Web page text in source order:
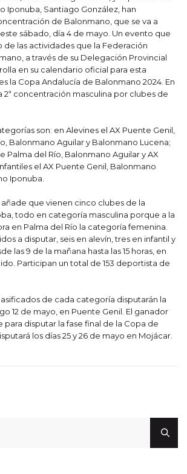
Iponuba, Santiago González, han
de Balonmano, que se va a
sábado, día 4 de mayo. Un evento que
de las actividades que la Federación
a través de su Delegación Provincial
en su calendario oficial para esta
la Copa Andalucía de Balonmano 2024. En
2ª concentración masculina por clubes de
son: en Alevines el AX Puente Genil,
Balonmano Aguilar y Balonmano Lucena;
Palma del Río, Balonmano Aguilar y AX
el AX Puente Genil, Balonmano
Iponuba.
que vienen cinco clubes de la
todo en categoría masculina porque a la
en Palma del Río la categoría femenina.
a disputar, seis en alevín, tres en infantil y
las 9 de la mañana hasta las 15 horas, en
Participan un total de 153 deportista de
de cada categoría disputarán la
12 de mayo, en Puente Genil. El ganador
disputar la fase final de la Copa de
los días 25 y 26 de mayo en Mojácar.